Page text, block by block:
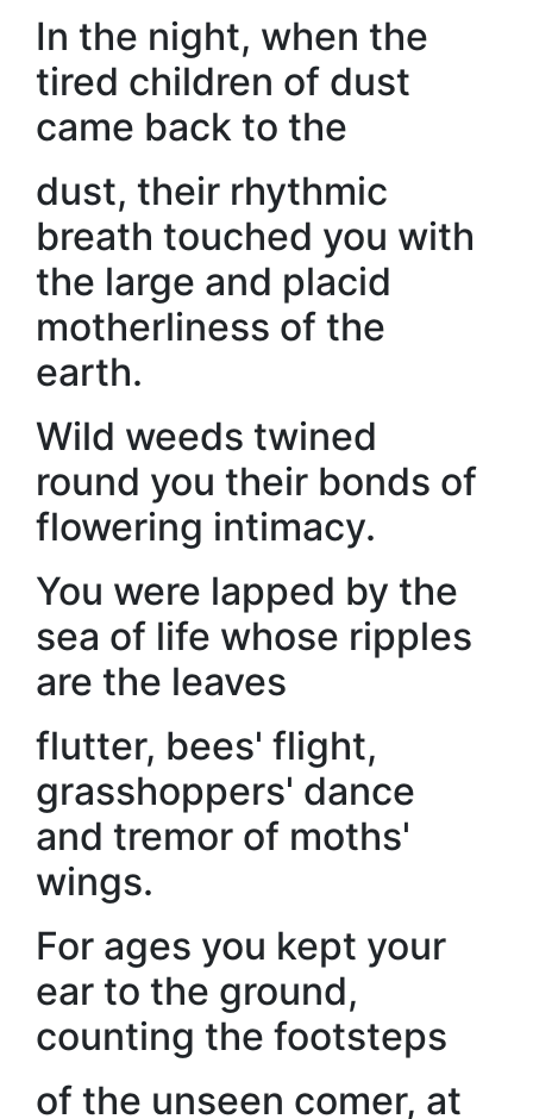
In the night, when the
tired children of dust
came back to the
dust, their rhythmic
breath touched you with
the large and placid
motherliness of the
earth.
Wild weeds twined
round you their bonds of
flowering intimacy.
You were lapped by the
sea of life whose ripples
are the leaves
flutter, bees' flight,
grasshoppers' dance
and tremor of moths'
wings.
For ages you kept your
ear to the ground,
counting the footsteps
of the unseen comer, at